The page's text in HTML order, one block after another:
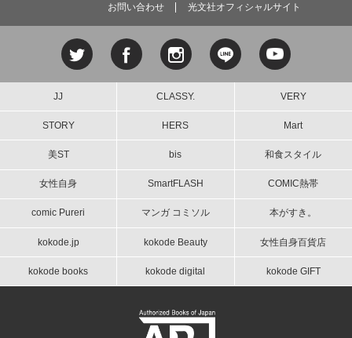
お問い合わせ
光文社オフィシャルサイト
JJ CLASSY. VERY
STORY HERS Mart
美ST bis 和食スタイル
女性自身 SmartFLASH COMIC熱帯
comic Pureri マンガ コミソル 本がすき。
kokode.jp kokode Beauty 女性自身百貨店
kokode books kokode digital kokode GIFT